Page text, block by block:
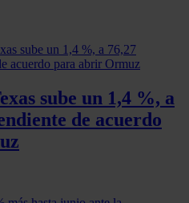
se usan para personalizar el
funciones de redes
compartimos información sobre
web, quienes pueden
haya proporcionado o que
haya hecho de sus servicios.
sube un 1,4 %, a
de acuerdo